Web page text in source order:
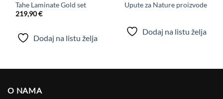
Tahe Laminate Gold set
219,90€
Dodaj na listu želja
Upute za Nature proizvode
Dodaj na listu želja
O NAMA